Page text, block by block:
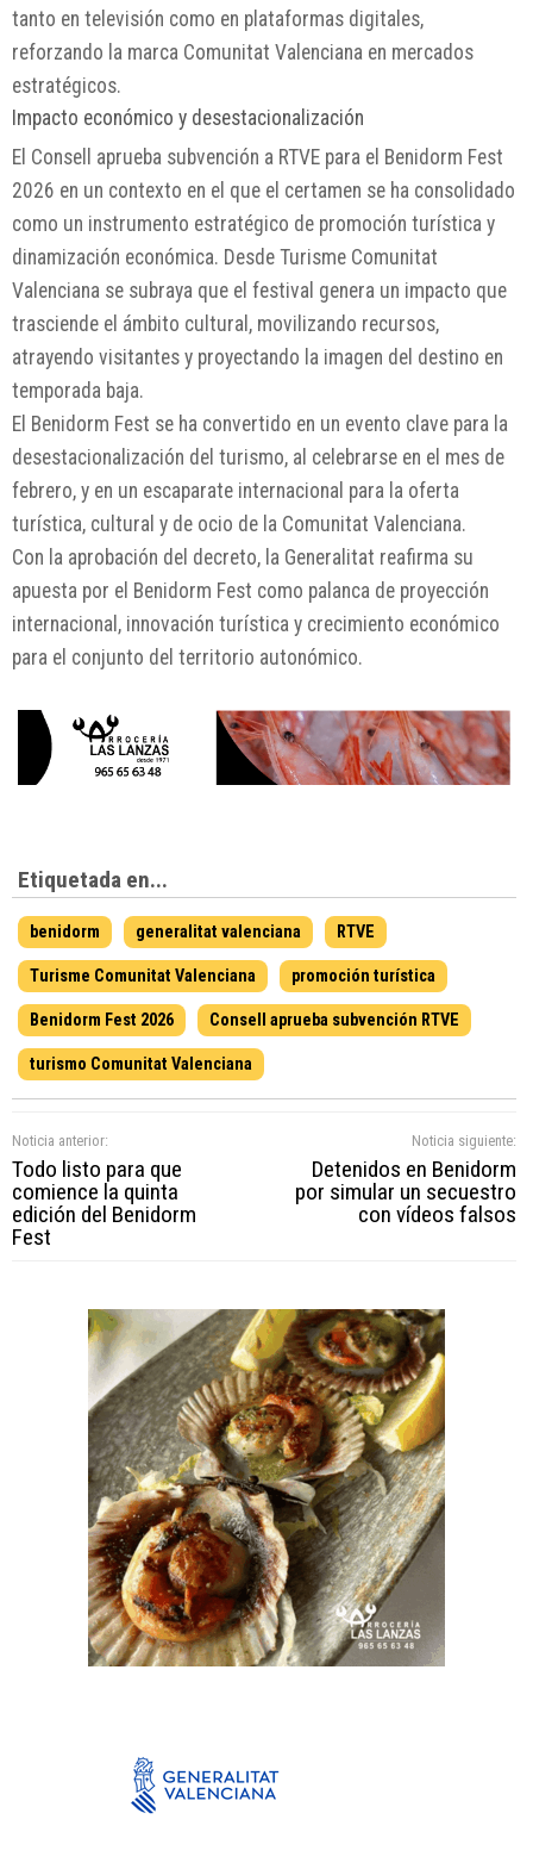
tanto en televisión como en plataformas digitales,
reforzando la marca Comunitat Valenciana en mercados
estratégicos.
Impacto económico y desestacionalización
El Consell aprueba subvención a RTVE para el Benidorm Fest
2026 en un contexto en el que el certamen se ha consolidado
como un instrumento estratégico de promoción turística y
dinamización económica. Desde Turisme Comunitat
Valenciana se subraya que el festival genera un impacto que
trasciende el ámbito cultural, movilizando recursos,
atrayendo visitantes y proyectando la imagen del destino en
temporada baja.
El Benidorm Fest se ha convertido en un evento clave para la
desestacionalización del turismo, al celebrarse en el mes de
febrero, y en un escaparate internacional para la oferta
turística, cultural y de ocio de la Comunitat Valenciana.
Con la aprobación del decreto, la Generalitat reafirma su
apuesta por el Benidorm Fest como palanca de proyección
internacional, innovación turística y crecimiento económico
para el conjunto del territorio autonómico.
Etiquetada en...
benidorm generalitat valenciana RTVE
Turisme Comunitat Valenciana promoción turística
Benidorm Fest 2026 Consell aprueba subvención RTVE
turismo Comunitat Valenciana
Noticia anterior:
Todo listo para que
comience la quinta
edición del Benidorm
Fest
Noticia siguiente:
Detenidos en Benidorm
por simular un secuestro
con vídeos falsos